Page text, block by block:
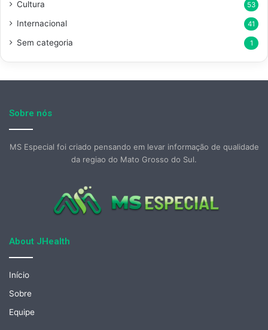
Cultura 53
Internacional 41
Sem categoria 1
Sobre nós
MS Especial foi criado pensando em levar informação de qualidade
da regiao do Mato Grosso do Sul.
About JHealth
Início
Sobre
Equipe